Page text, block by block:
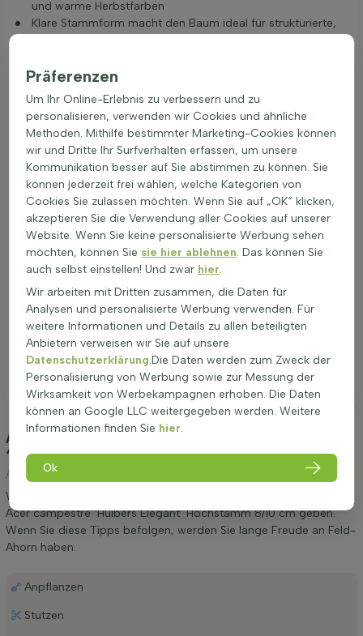
und warme Herbstfarben
Klare Stammform macht den Baum ideal für strukturierte,
Durch die elegante Krone und die hohe Robustheit ist Acer
campestre ‘Huibers Elegant’ Hochstamm eine sehr passende
Wahl für viele Gartenstile, besonders in Kombination mit Feld-
Ahorn (Acer campestre ‘Huibers Elegant’): Feld-Ahorn (Acer
campestre ‘Huibers Elegant’).
Anpflanzung und Pflege Acer campestre
‘Huibers Elegant’ Hochstamm 8/10 cm(Feld-
Ahorn)
Wir möchten Ihnen einige Tipps zur Anpflanzung und Pflege von
Acer campestre ‘Huibers Elegant’ Hochstamm 8/10 cm geben.
Wenn Sie diese Tipps befolgen, werden Sie lange Freude an Feld-
Ahorn haben.
Anpflanzen
Stutzen
Präferenzen
Um Ihr Online-Erlebnis zu verbessern und zu
personalisieren, verwenden wir Cookies und ähnliche
Methoden. Mithilfe bestimmter Marketing-Cookies können
wir und Dritte Ihr Surfverhalten erfassen, um unsere
Kommunikation besser auf Sie abstimmen zu können. Sie
können jederzeit frei wählen, welche Kategorien von
Cookies Sie zulassen möchten. Wenn Sie auf „OK“ klicken,
akzeptieren Sie die Verwendung aller Cookies auf unserer
Website. Wenn Sie keine personalisierte Werbung sehen
möchten, können Sie sie hier ablehnen. Das können Sie
auch selbst einstellen! Und zwar hier.
Wir arbeiten mit Dritten zusammen, die Daten für
Analysen und personalisierte Werbung verwenden. Für
weitere Informationen und Details zu allen beteiligten
Anbietern verweisen wir Sie auf unsere
Datenschutzerklärung.Die Daten werden zum Zweck der
Personalisierung von Werbung sowie zur Messung der
Wirksamkeit von Werbekampagnen erhoben. Die Daten
können an Google LLC weitergegeben werden. Weitere
Informationen finden Sie hier.
Ok